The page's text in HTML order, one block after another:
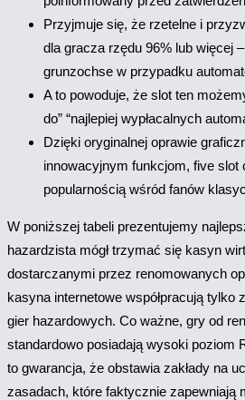
Przyjmuje się, że rzetelne i
dla gracza rzędu 96% lub więcej
grunzochse w przypadku
A to powoduje, że slot ten
do” “najlepiej wypłacalnych
Dzięki oryginalnej oprawie
innowacyjnym funkcjom, five slot
popularnością wśród fanów
W poniższej tabeli prezentujemy
hazardzista mógł trzymać się kasyn
dostarczanymi przez renomowanych
kasyna internetowe współpracują tylko
gier hazardowych. Co ważne, gry od
standardowo posiadają wysoki poziom
to gwarancja, że obstawia zakłady na
zasadach, które faktycznie zapewniają